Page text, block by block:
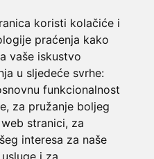
koristi kolačiće i
praćenja kako
vaše iskustvo
u sljedeće svrhe:
funkcionalnost
, za pružanje boljeg
stranici, za
interesa za naše
i za
za novac